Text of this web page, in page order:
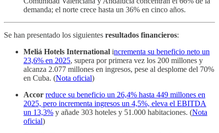
demanda; el norte crece hasta un 36% en cinco años.
Se han presentado los siguientes resultados financieros:
Meliá Hotels International incrementa su beneficio neto un
23,6% en 2025, supera por primera vez los 200 millones y
alcanza 2.077 millones en ingresos, pese al desplome del 70%
en Cuba. (Nota oficial)
Accor reduce su beneficio un 26,4% hasta 449 millones en
2025, pero incrementa ingresos un 4,5%, eleva el EBITDA
un 13,3% y añade 303 hoteles y 51.000 habitaciones. (Nota
oficial)